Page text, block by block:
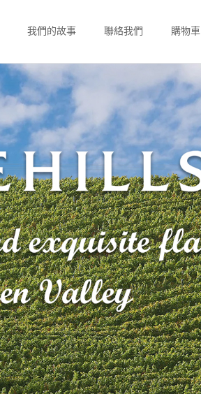
我們的故事 聯絡我們 購物車